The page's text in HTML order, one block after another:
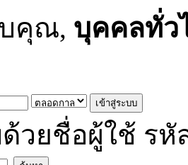
คุณ, บุคคลทั่ว
วยชื่อผู้ใช้ รหั